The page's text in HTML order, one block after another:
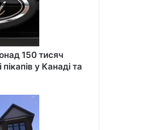
150 тисяч
у Канаді та